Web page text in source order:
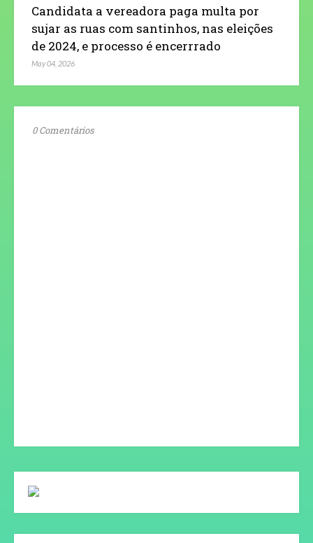
Candidata a vereadora paga multa por
sujar as ruas com santinhos, nas eleições
de 2024, e processo é encerrrado
May 04, 2026
0 Comentários